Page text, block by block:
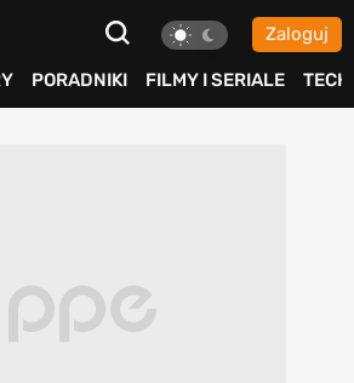
Zaloguj
PORADNIKI FILMY I SERIALE TECH